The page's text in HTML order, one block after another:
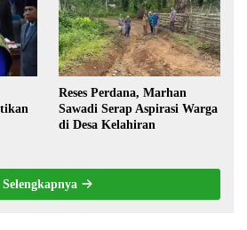
Reses Perdana, Marhan
Sawadi Serap Aspirasi Warga
di Desa Kelahiran
Selengkapnya